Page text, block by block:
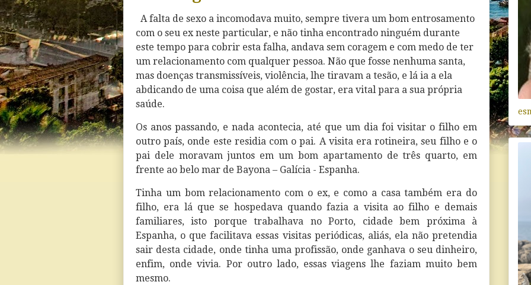
A falta de sexo a incomodava muito, sempre tivera um bom entrosamento
com o seu ex neste particular, e não tinha encontrado ninguém durante
este tempo para cobrir esta falha, andava sem coragem e com medo de ter
um relacionamento com qualquer pessoa. Não que fosse nenhuma santa,
mas doenças transmissíveis, violência, lhe tiravam a tesão, e lá ia a ela
abdicando de uma coisa que além de gostar, era vital para a sua própria
saúde.
Os anos passando, e nada acontecia, até que um dia foi visitar o filho em
outro país, onde este residia com o pai. A visita era rotineira, seu filho e o
pai dele moravam juntos em um bom apartamento de três quarto, em
frente ao belo mar de Bayona – Galícia - Espanha.
Tinha um bom relacionamento com o ex, e como a casa também era do
filho, era lá que se hospedava quando fazia a visita ao filho e demais
familiares, isto porque trabalhava no Porto, cidade bem próxima à
Espanha, o que facilitava essas visitas periódicas, aliás, ela não pretendia
sair desta cidade, onde tinha uma profissão, onde ganhava o seu dinheiro,
enfim, onde vivia. Por outro lado, essas viagens lhe faziam muito bem
mesmo.